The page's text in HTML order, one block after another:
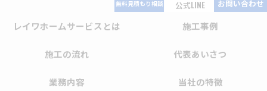
公式LINE お問い合わせ
レイワホームサービスとは 施工事例
施工の流れ 代表あいさつ
業務内容 当社の特徴